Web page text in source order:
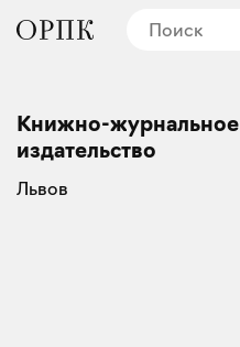
Книжно-журнальное
издательство
Львов